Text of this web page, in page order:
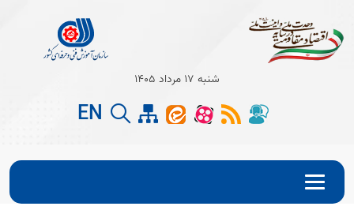
شنبه 17 مرداد 1405
EN